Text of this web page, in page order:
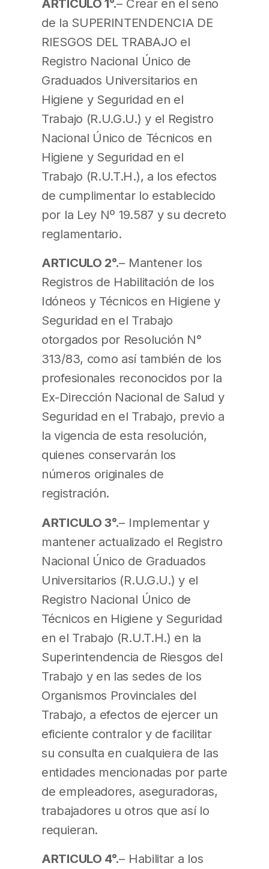
ARTICULO 1°.– Crear en el seno
de la SUPERINTENDENCIA DE
RIESGOS DEL TRABAJO el
Registro Nacional Único de
Graduados Universitarios en
Higiene y Seguridad en el
Trabajo (R.U.G.U.) y el Registro
Nacional Único de Técnicos en
Higiene y Seguridad en el
Trabajo (R.U.T.H.), a los efectos
de cumplimentar lo establecido
por la Ley Nº 19.587 y su decreto
reglamentario.
ARTICULO 2°.– Mantener los
Registros de Habilitación de los
Idóneos y Técnicos en Higiene y
Seguridad en el Trabajo
otorgados por Resolución N°
313/83, como así también de los
profesionales reconocidos por la
Ex-Dirección Nacional de Salud y
Seguridad en el Trabajo, previo a
la vigencia de esta resolución,
quienes conservarán los
números originales de
registración.
ARTICULO 3°.– Implementar y
mantener actualizado el Registro
Nacional Único de Graduados
Universitarios (R.U.G.U.) y el
Registro Nacional Único de
Técnicos en Higiene y Seguridad
en el Trabajo (R.U.T.H.) en la
Superintendencia de Riesgos del
Trabajo y en las sedes de los
Organismos Provinciales del
Trabajo, a efectos de ejercer un
eficiente contralor y de facilitar
su consulta en cualquiera de las
entidades mencionadas por parte
de empleadores, aseguradoras,
trabajadores u otros que así lo
requieran.
ARTICULO 4°.– Habilitar a los